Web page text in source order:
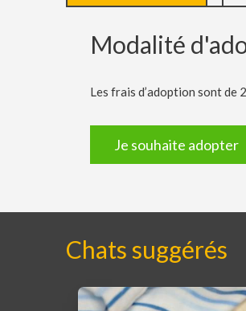
Modalité
Les frais d’adoption sont
Je souhaite adopter
Chats suggérés